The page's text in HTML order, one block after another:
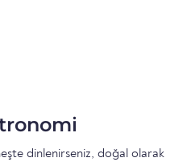
dinlenirseniz, doğal olarak